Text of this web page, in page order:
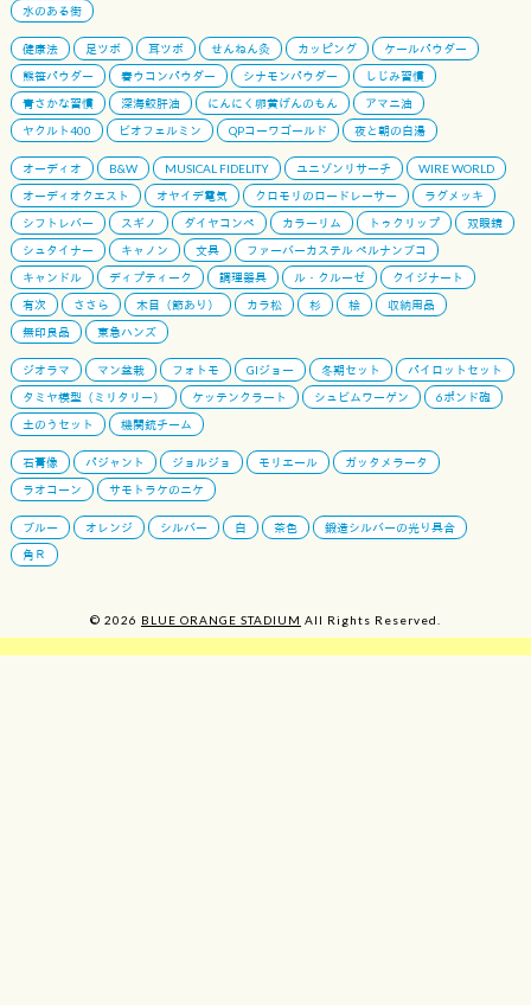
水のある街
健康法 足ツボ 耳ツボ せんねん灸 カッピング
ケールパウダー
熊笹パウダー
春ウコンパウダー シナモンパウダー
しじみ習慣
青さかな習慣
深海鮫肝油 にんにく卵黄げんのもん
アマニ油
ヤクルト400
ビオフェルミン QPコーワゴールド 夜と朝の白湯
オーディオ B&W MUSICAL FIDELITY ユニゾンリサーチ
WIRE WORLD
オーディオクエスト
オヤイデ電気 クロモリのロードレーサー
ラグメッキ
シフトレバー
スギノ ダイヤコンペ カラーリム トゥクリップ
双眼鏡
シュタイナー
キャノン 文具
ファーバーカステル ペルナンブコ
キャンドル
ディプティーク 調理器具 ル・クルーゼ
クイジナート
有次
ささら 木目（節あり） カラ松 杉 桧
収納用品
無印良品
東急ハンズ
ジオラマ マン盆栽 フォトモ GIジョー 冬期セット
パイロットセット
タミヤ模型（ミリタリー）
ケッテンクラート シュビムワーゲン
6ポンド砲
土のうセット
機関銃チーム
石膏像 パジャント ジョルジョ モリエール
ガッタメラータ
ラオコーン
サモトラケのニケ
ブルー オレンジ シルバー 白 茶色
鍛造シルバーの光り具合
角Ｒ
© 2026 BLUE ORANGE STADIUM All Rights Reserved.